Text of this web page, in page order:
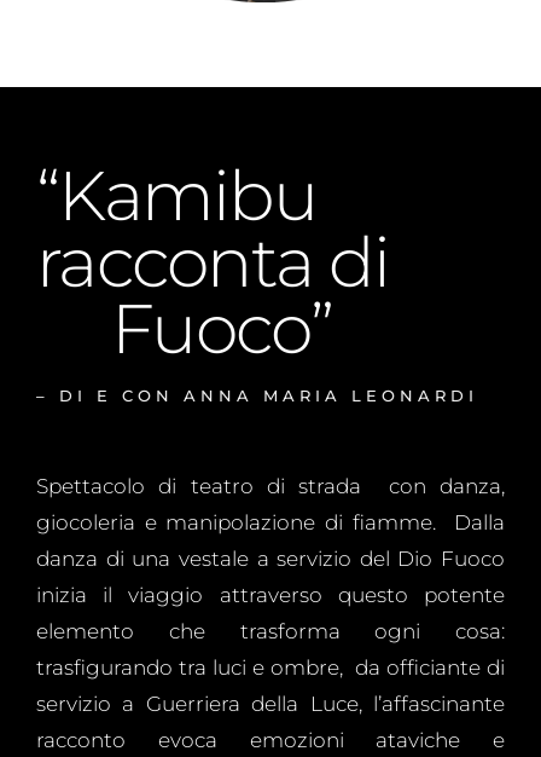
“Kamibu
racconta di
Fuoco”
– DI E CON ANNA MARIA LEONARDI
Spettacolo di teatro di strada con danza,
giocoleria e manipolazione di fiamme. Dalla
danza di una vestale a servizio del Dio Fuoco
inizia il viaggio attraverso questo potente
elemento che trasforma ogni cosa:
trasfigurando tra luci e ombre, da officiante di
servizio a Guerriera della Luce, l’affascinante
racconto evoca emozioni ataviche e